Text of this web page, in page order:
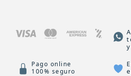
Pago online
100% seguro